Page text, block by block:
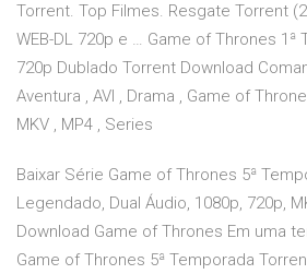
Torrent. Top Filmes. Resgate Torrent
WEB-DL 720p e … Game of Thrones 1ª
720p Dublado Torrent Download
Aventura , AVI , Drama , Game of
MKV , MP4 , Series
Baixar Série Game of Thrones 5ª
Legendado, Dual Áudio, 1080p, 720p,
Download Game of Thrones Em uma
Game of Thrones 5ª Temporada